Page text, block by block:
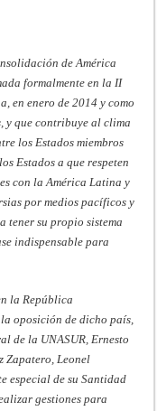
de América
formalmente en la II
en enero de 2014 y como
y que contribuye al clima
los Estados miembros
Estados a que respeten
con la América Latina y
por medios pacíficos y
tener su propio sistema
indispensable para
la República
oposición de dicho país,
de la UNASUR, Ernesto
Zapatero, Leonel
especial de su Santidad
gestiones para